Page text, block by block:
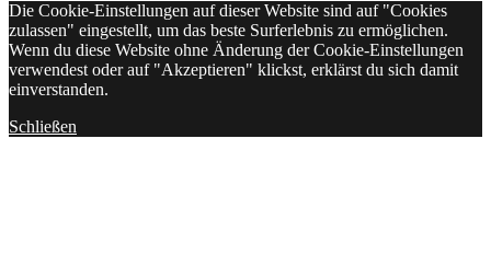
Die Cookie-Einstellungen auf dieser Website sind auf "Cookies
zulassen" eingestellt, um das beste Surferlebnis zu ermöglichen.
Wenn du diese Website ohne Änderung der Cookie-Einstellungen
verwendest oder auf "Akzeptieren" klickst, erklärst du sich damit
einverstanden.
Schließen